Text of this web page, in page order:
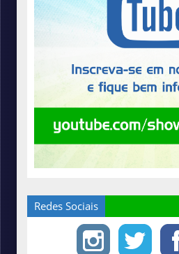
Redes Sociais